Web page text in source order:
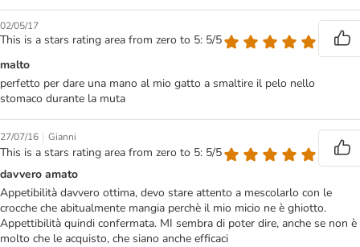
02/05/17
This is a stars rating area from zero to 5: 5/5
malto
perfetto per dare una mano al mio gatto a smaltire il pelo nello
stomaco durante la muta
27/07/16 | Gianni
This is a stars rating area from zero to 5: 5/5
davvero amato
Appetibilità davvero ottima, devo stare attento a mescolarlo con le
crocche che abitualmente mangia perchè il mio micio ne è ghiotto.
Appettibilità quindi confermata. MI sembra di poter dire, anche se non è
molto che le acquisto, che siano anche efficaci